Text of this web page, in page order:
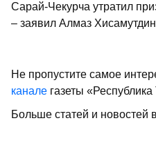
Сарай-Чекурча утратил
– заявил Алмаз
Не пропустите самое
канале газеты
Больше статей и новостей в